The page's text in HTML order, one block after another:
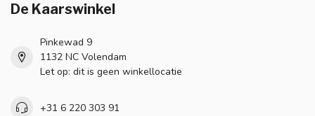
De Kaarswinkel
Pinkewad 9
1132 NC Volendam
Let op: dit is geen winkellocatie
+31 6 220 303 91